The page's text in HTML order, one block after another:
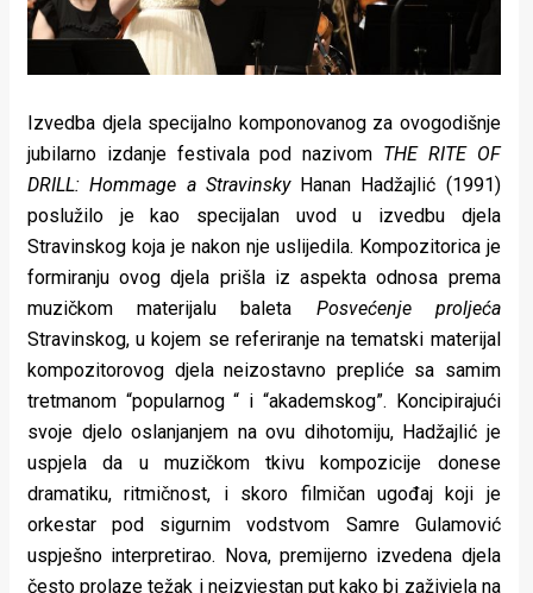
Izvedba djela specijalno komponovanog za ovogodišnje
jubilarno izdanje festivala pod nazivom THE RITE OF
DRILL: Hommage a StravinskyHanan Hadžajlić (1991)
poslužilo je kao specijalan uvod u izvedbu djela
Stravinskog koja je nakon nje uslijedila. Kompozitorica je
formiranju ovog djela prišla iz aspekta odnosa prema
muzičkom materijalu baleta Posvećenje proljeća
Stravinskog, u kojem se referiranje na tematski materijal
kompozitorovog djela neizostavno prepliće sa samim
tretmanom “popularnog “ i “akademskog”. Koncipirajući
svoje djelo oslanjanjem na ovu dihotomiju, Hadžajlić je
uspjela da u muzičkom tkivu kompozicije donese
dramatiku, ritmičnost, i skoro filmičan ugođaj koji je
orkestar pod sigurnim vodstvom Samre Gulamović
uspješno interpretirao. Nova, premijerno izvedena djela
često prolaze težak i neizvjestan put kako bi zaživjela na